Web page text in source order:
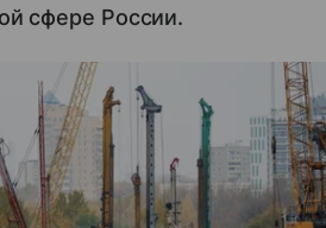
сфере России.